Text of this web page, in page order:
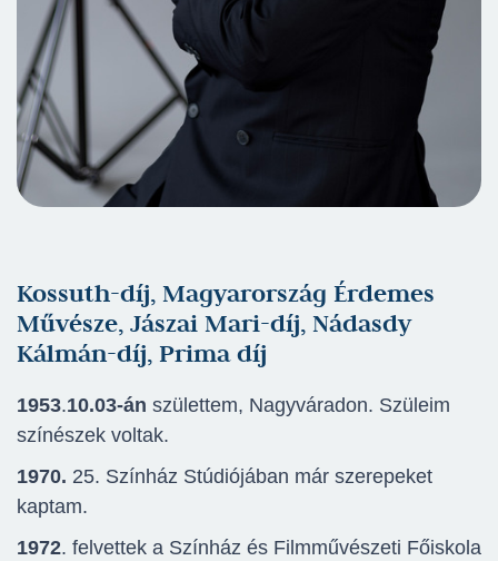
Kossuth-díj, Magyarország Érdemes
Művésze, Jászai Mari-díj, Nádasdy
Kálmán-díj, Prima díj
1953.10.03-án születtem, Nagyváradon. Szüleim
színészek voltak.
1970. 25. Színház Stúdiójában már szerepeket
kaptam.
1972. felvettek a Színház és Filmművészeti Főiskola